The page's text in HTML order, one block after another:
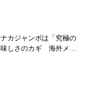
カジャンボは「究極の
味しさのカギ 海外メデ
のアイス”のこだわり